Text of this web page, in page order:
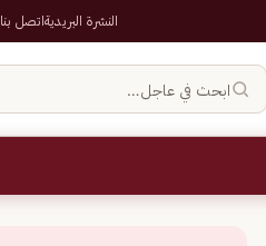
النشرة البريديةاتصل بنا
ابحث في عاجل…